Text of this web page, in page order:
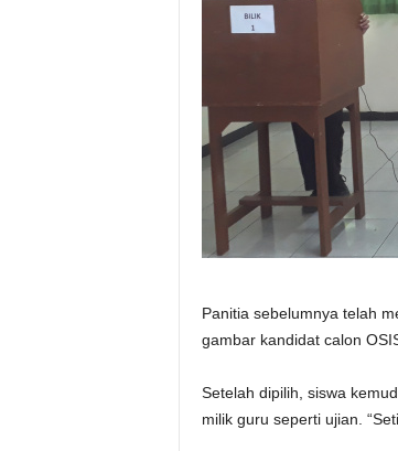
Panitia sebelumnya telah
gambar kandidat calon
Setelah dipilih, siswa
milik guru seperti ujian.